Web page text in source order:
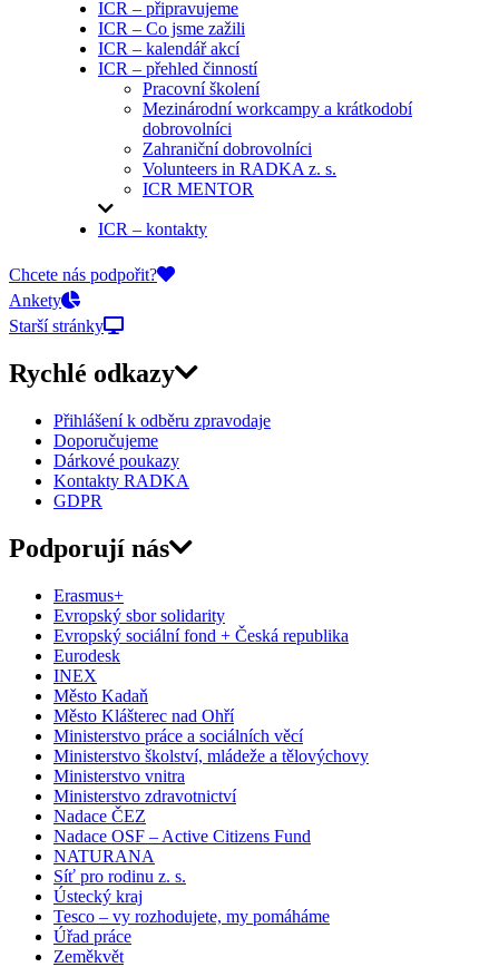
ICR – připravujeme
ICR – Co jsme zažili
ICR – kalendář akcí
ICR – přehled činností
Pracovní školení
Mezinárodní workcampy a krátkodobí
dobrovolníci
Zahraniční dobrovolníci
Volunteers in RADKA z. s.
ICR MENTOR
ICR – kontakty
On-line přihlášky
Chcete nás podpořit?
Ankety
Starší stránky
Rychlé odkazy
Přihlášení k odběru zpravodaje
Doporučujeme
Dárkové poukazy
Kontakty RADKA
GDPR
Podporují nás
Erasmus+
Evropský sbor solidarity
Evropský sociální fond + Česká republika
Eurodesk
INEX
Město Kadaň
Město Klášterec nad Ohří
Ministerstvo práce a sociálních věcí
Ministerstvo školství, mládeže a tělovýchovy
Ministerstvo vnitra
Ministerstvo zdravotnictví
Nadace ČEZ
Nadace OSF – Active Citizens Fund
NATURANA
Síť pro rodinu z. s.
Ústecký kraj
Tesco – vy rozhodujete, my pomáháme
Úřad práce
Zeměkvět